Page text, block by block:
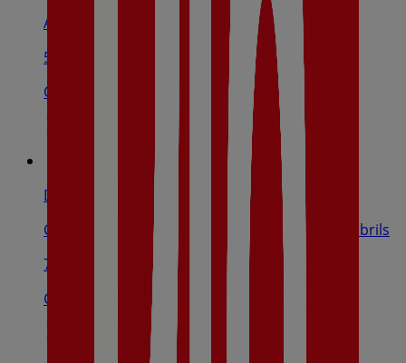
Avinguda De Pere El Cerimoniós, 9-11, Reus
5.0 km
Cerrado
Dia
Carrer De Santa Joaquima De Vedruna, 7, Cambrils
7.4 km
Cerrado